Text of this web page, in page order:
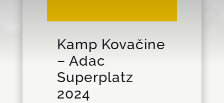
Kamp Kovačine
– Adac
Superplatz
2024